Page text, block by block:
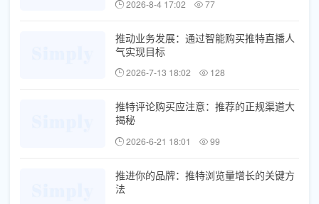
2026-8-4 17:02 77
推动业务发展：通过智能购买推特直播人
气实现目标
2026-7-13 18:02 128
推特评论购买应注意：推荐的正规渠道大
揭秘
2026-6-21 18:01 99
推进你的品牌：推特浏览量增长的关键方
法